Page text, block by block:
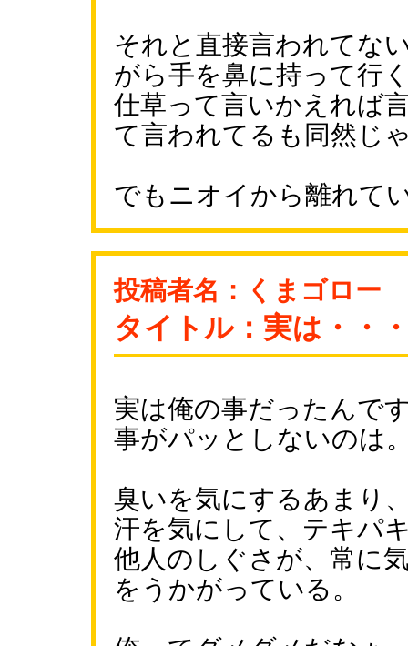
それと直接言われてな
がら手を鼻に持って行
仕草って言いかえれば
て言われてるも同然じ
でもニオイから離れて
投稿者名：くまゴロー
タイトル：実は・・
実は俺の事だったんで
事がパッとしないのは
臭いを気にするあまり
汗を気にして、テキパ
他人のしぐさが、常に
をうかがっている。